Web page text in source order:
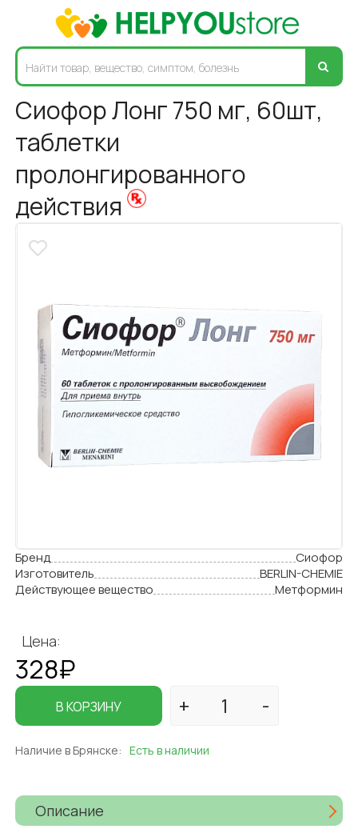
Сиофор Лонг 750 мг, 60шт,
таблетки
пролонгированного
действия
Бренд
Сиофор
Изготовитель
BERLIN-CHEMIE
Действующее вещество
Метформин
Цена:
328₽
В КОРЗИНУ
Наличие в Брянске: Есть в наличии
Описание